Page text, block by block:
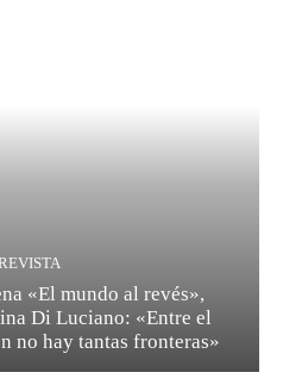
«El mundo al revés»,
Di Luciano: «Entre el
no hay tantas fronteras»